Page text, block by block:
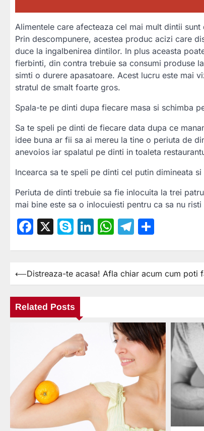
Alimentele care afecteaza cel mai mult dintii
Prin descompunere, acestea produc acizi care
duce la ingalbenirea dintilor. In plus aceasta
fierbinti, din contra trebuie sa consumi produse
simti o durere apasatoare. Acest lucru este mai
stratul de smalt foarte gros.
Spala-te pe dinti dupa fiecare masa si schimba
Sa te speli pe dinti de fiecare data dupa ce
idee buna ar fii sa ai mereu la tine o periuta de
anevoios iar spalatul pe dinti in toaleta
Incearca sa te speli pe dinti cel putin dimineata
Periuta de dinti trebuie sa fie inlocuita la trei
mai bine este sa o inlocuiesti pentru ca sa nu
Facebook
X Skype
LinkedIn
WhatsApp
Telegram
Navigare
articole
⟵Distreaza-te acasa! Afla chiar acum cum poti
Related Posts